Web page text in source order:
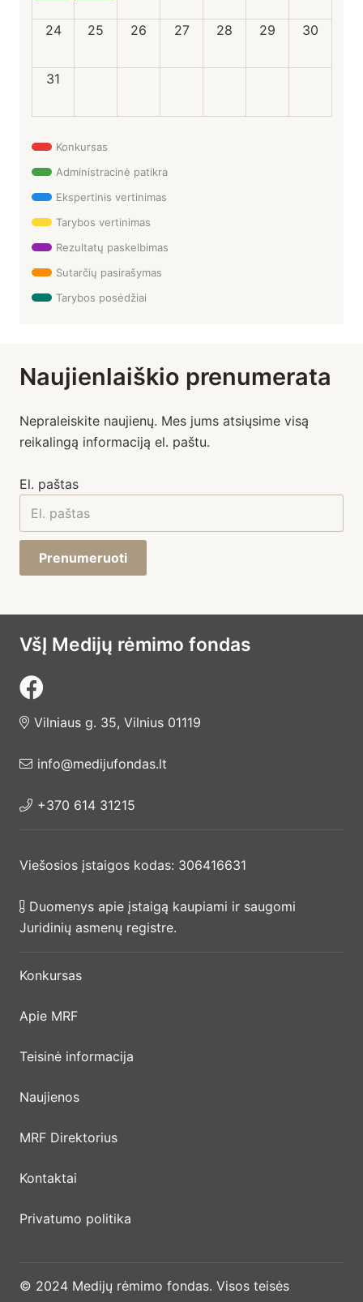
24 25 26 27 28 29 30
31
Konkursas
Administracinė patikra
Ekspertinis vertinimas
Tarybos vertinimas
Rezultatų paskelbimas
Sutarčių pasirašymas
Tarybos posėdžiai
Naujienlaiškio prenumerata
Nepraleiskite naujienų. Mes jums atsiųsime visą
reikalingą informaciją el. paštu.
El. paštas
Prenumeruoti
VšĮ Medijų rėmimo fondas
Vilniaus g. 35, Vilnius 01119
info@medijufondas.lt
+370 614 31215
Viešosios įstaigos kodas: 306416631
Duomenys apie įstaigą kaupiami ir saugomi
Juridinių asmenų registre.
Konkursas
Apie MRF
Teisinė informacija
Naujienos
MRF Direktorius
Kontaktai
Privatumo politika
© 2024 Medijų rėmimo fondas. Visos teisės